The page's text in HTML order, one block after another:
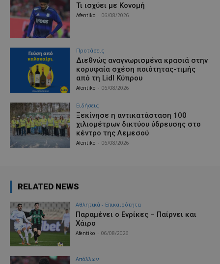
Τι ισχύει με Κονομή
Afentiko 06/08/2026
Προτάσεις
Διεθνώς αναγνωρισμένα κρασιά στην
κορυφαία σχέση ποιότητας-τιμής
από τη Lidl Κύπρου
Afentiko 06/08/2026
Ειδήσεις
Ξεκίνησε η αντικατάσταση 100
χιλιομέτρων δικτύου ύδρευσης στο
κέντρο της Λεμεσού
Afentiko 06/08/2026
RELATED NEWS
Αθλητικά - Επικαιρότητα
Παραμένει ο Ενρίκες – Παίρνει και
Χάιρο
Afentiko 06/08/2026
Απόλλων